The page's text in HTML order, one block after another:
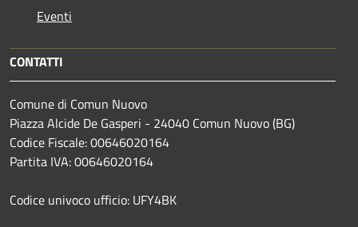
Eventi
CONTATTI
Comune di Comun Nuovo
Piazza Alcide De Gasperi - 24040 Comun Nuovo (BG)
Codice Fiscale: 00646020164
Partita IVA: 00646020164
Codice univoco ufficio: UFY4BK